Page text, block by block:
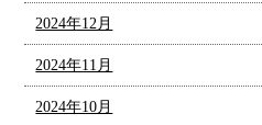
2024年12月
2024年11月
2024年10月